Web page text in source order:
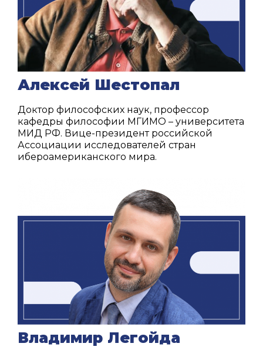
Алексей Шестопал
Доктор философских наук, профессор
кафедры философии МГИМО – университета
МИД РФ. Вице-президент российской
Ассоциации исследователей стран
ибероамериканского мира.
Владимир Легойда